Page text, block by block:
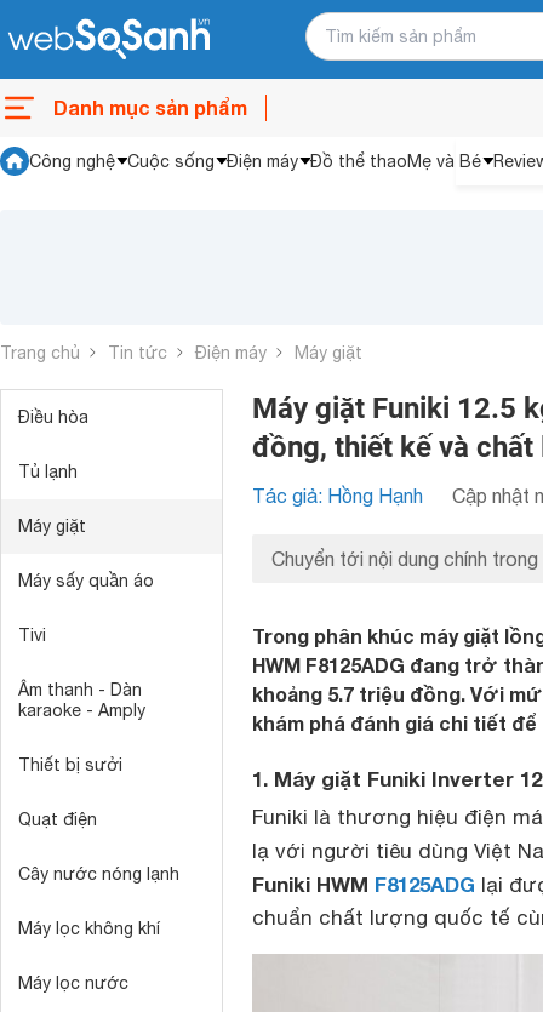
Danh mục sản phẩm
Công nghệ Cuộc sống Điện máy Đồ thể thaoMẹ và Bé
Trang chủ Tin tức Điện máy Máy giặt
Điều hòa
Tủ lạnh
Máy giặt
Máy sấy quần áo
Tivi
Âm thanh - Dàn
karaoke - Amply
Thiết bị sưởi
Quạt điện
Cây nước nóng lạnh
Máy lọc không khí
Máy lọc nước
Máy giặt Funiki 12.5
đồng, thiết kế và
Tác giả: Hồng Hạnh Cập nhật
Chuyển tới nội dung chính trong
Trong phân khúc máy giặt
HWM F8125ADG đang trở
khoảng 5.7 triệu đồng. Với
khám phá đánh giá chi tiết
1. Máy giặt Funiki Inverter
Funiki là thương hiệu điện
lạ với người tiêu dùng Việt
Funiki HWM F8125ADG lại
chuẩn chất lượng quốc tế